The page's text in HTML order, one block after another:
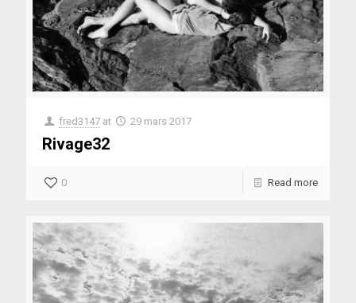
fred3147 at 29 mars 2017
Rivage32
0 Read more